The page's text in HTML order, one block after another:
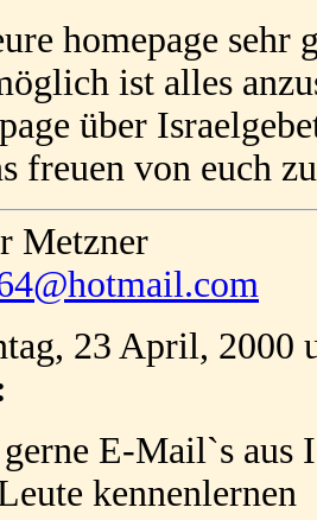
homepage sehr
ist alles
über
freuen von euch
Metzner
23 April, 2000
E-Mail`s aus
kennenlernen